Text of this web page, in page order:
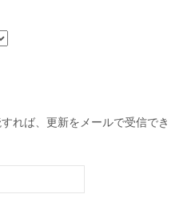
れば、更新をメールで受信でき